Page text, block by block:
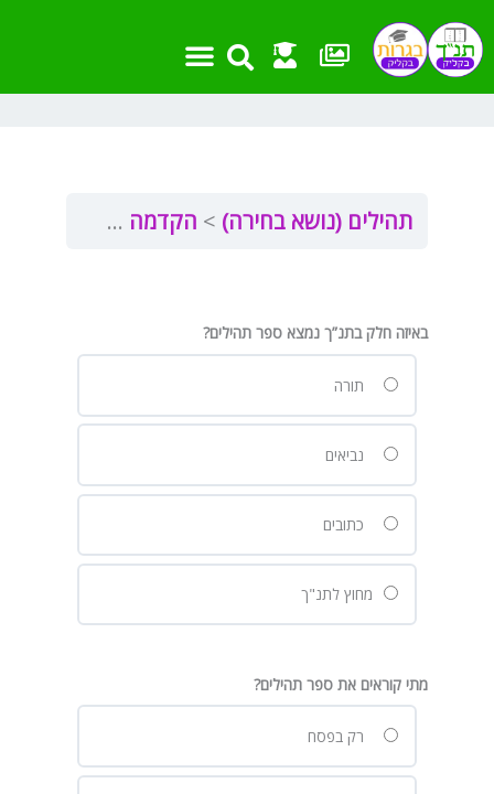
לתוכן
תהילים (נושא בחירה) הקדמה לתהילים
באיזה חלק בתנ”ך נמצא ספר תהילים?
תורה
נביאים
כתובים
מחוץ לתנ"ך
מתי קוראים את ספר תהילים?
רק בפסח